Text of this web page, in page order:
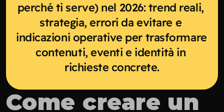
perché ti serve) nel 2026: trend reali,
strategia, errori da evitare e
indicazioni operative per trasformare
contenuti, eventi e identità in
richieste concrete.
Come creare un